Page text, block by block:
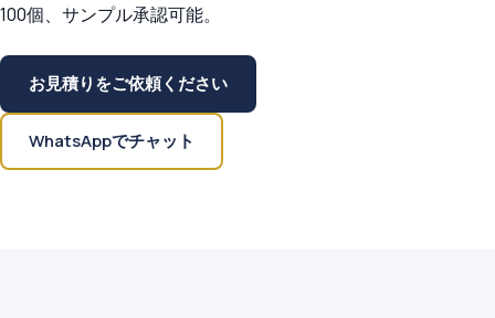
100個、サンプル承認可能。
お見積りをご依頼ください
WhatsAppでチャット